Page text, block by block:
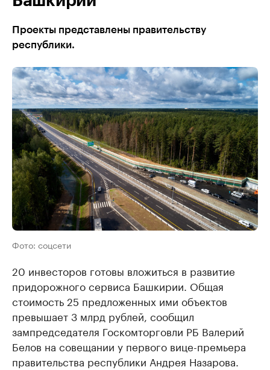
Проекты представлены правительству
республики.
Фото: соцсети
20 инвесторов готовы вложиться в развитие
придорожного сервиса Башкирии. Общая
стоимость 25 предложенных ими объектов
превышает 3 млрд рублей, сообщил
зампредседателя Госкомторговли РБ Валерий
Белов на совещании у первого вице-премьера
правительства республики Андрея Назарова.